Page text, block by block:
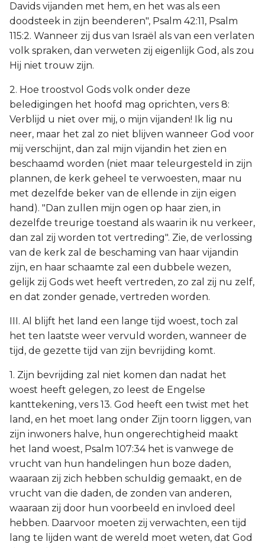
Davids vijanden met hem, en het was als een
doodsteek in zijn beenderen", Psalm 42:11, Psalm
115:2. Wanneer zij dus van Israël als van een verlaten
volk spraken, dan verweten zij eigenlijk God, als zou
Hij niet trouw zijn.
2. Hoe troostvol Gods volk onder deze
beledigingen het hoofd mag oprichten, vers 8:
Verblijd u niet over mij, o mijn vijanden! Ik lig nu
neer, maar het zal zo niet blijven wanneer God voor
mij verschijnt, dan zal mijn vijandin het zien en
beschaamd worden (niet maar teleurgesteld in zijn
plannen, de kerk geheel te verwoesten, maar nu
met dezelfde beker van de ellende in zijn eigen
hand). "Dan zullen mijn ogen op haar zien, in
dezelfde treurige toestand als waarin ik nu verkeer,
dan zal zij worden tot vertreding". Zie, de verlossing
van de kerk zal de beschaming van haar vijandin
zijn, en haar schaamte zal een dubbele wezen,
gelijk zij Gods wet heeft vertreden, zo zal zij nu zelf,
en dat zonder genade, vertreden worden.
III. Al blijft het land een lange tijd woest, toch zal
het ten laatste weer vervuld worden, wanneer de
tijd, de gezette tijd van zijn bevrijding komt.
1. Zijn bevrijding zal niet komen dan nadat het
woest heeft gelegen, zo leest de Engelse
kanttekening, vers 13. God heeft een twist met het
land, en het moet lang onder Zijn toorn liggen, van
zijn inwoners halve, hun ongerechtigheid maakt
het land woest, Psalm 107:34 het is vanwege de
vrucht van hun handelingen hun boze daden,
waaraan zij zich hebben schuldig gemaakt, en de
vrucht van die daden, de zonden van anderen,
waaraan zij door hun voorbeeld en invloed deel
hebben. Daarvoor moeten zij verwachten, een tijd
lang te lijden want de wereld moet weten, dat God